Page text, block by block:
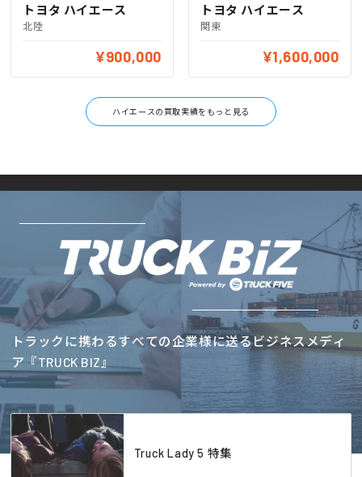
トヨタ ハイエース
北陸
¥900,000
トヨタ ハイエース
関東
¥1,600,000
ハイエースの買取実績をもっと見る
トラックに携わるすべての企業様に送るビジネスメディ
ア『TRUCK BIZ』
Truck Lady 5 特集